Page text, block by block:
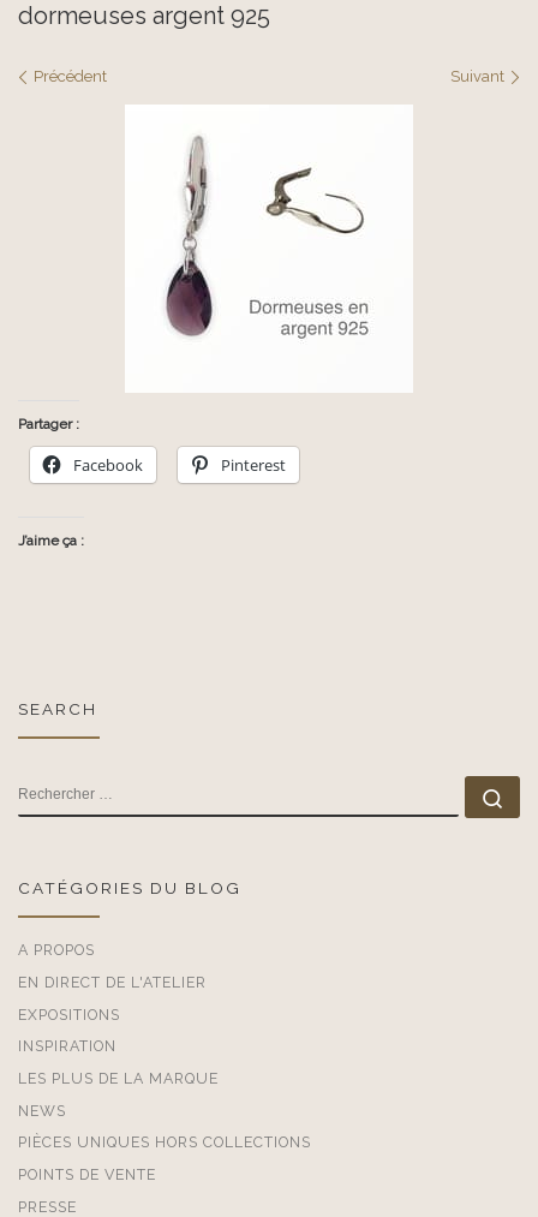
dormeuses argent 925
Navigation des images
Précédent Suivant
Partager :
Facebook Pinterest
J’aime ça :
SEARCH
RECHERCHER
CATÉGORIES DU BLOG
A PROPOS
EN DIRECT DE L'ATELIER
EXPOSITIONS
INSPIRATION
LES PLUS DE LA MARQUE
NEWS
PIÈCES UNIQUES HORS COLLECTIONS
POINTS DE VENTE
PRESSE